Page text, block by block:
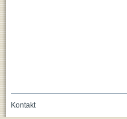
Kontakt